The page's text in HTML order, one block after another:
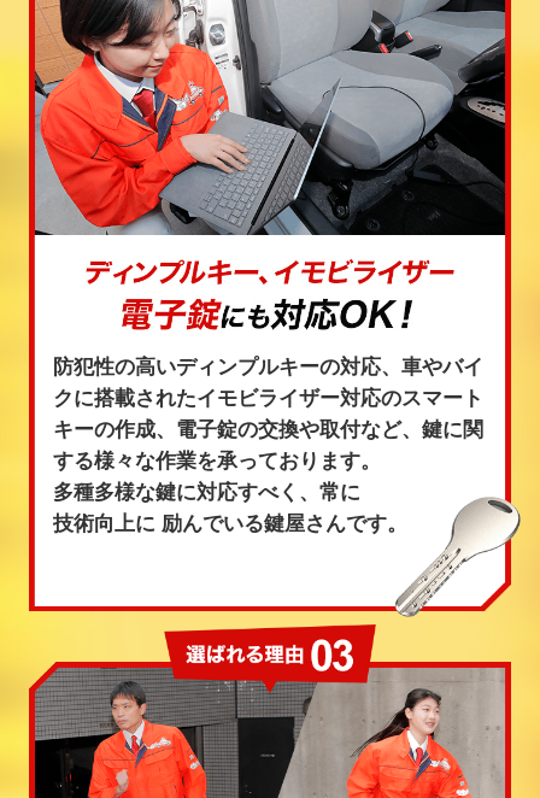
防犯性の高いディンプルキーの対応、車やバイ
クに搭載されたイモビライザー対応のスマート
キーの作成、電子錠の交換や取付など、鍵に関
する様々な作業を承っております。
多種多様な鍵に対応すべく、常に
技術向上に 励んでいる鍵屋さんです。